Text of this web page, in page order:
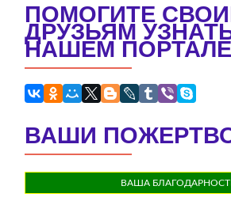
ПОМОГИТЕ
ДРУЗЬЯМ
НАШЕМ ПОРТАЛЕ
ВАШИ
ВАША